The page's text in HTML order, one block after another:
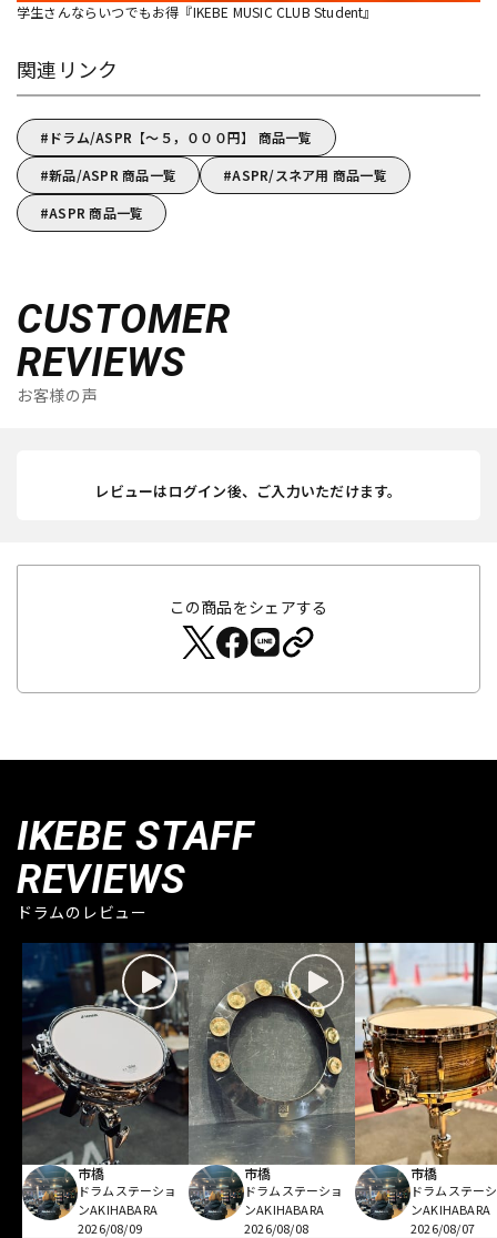
学生さんならいつでもお得『IKEBE MUSIC CLUB Student』
関連リンク
ドラム/ASPR【～５，０００円】 商品一覧
新品/ASPR 商品一覧
ASPR/スネア用 商品一覧
ASPR 商品一覧
CUSTOMER
REVIEWS
お客様の声
レビューはログイン後、ご入力いただけます。
この商品をシェアする
IKEBE STAFF
REVIEWS
ドラムのレビュー
市橋
ドラムステーショ
ンAKIHABARA
2026/08/09
市橋
ドラムステーショ
ンAKIHABARA
2026/08/08
市橋
ドラムステー
ンAKIHABARA
2026/08/07